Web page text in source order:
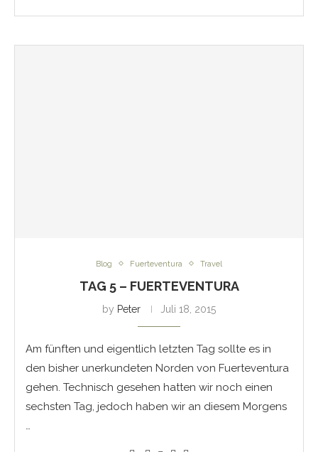
Blog Fuerteventura Travel
TAG 5 – FUERTEVENTURA
by Peter Juli 18, 2015
Am fünften und eigentlich letzten Tag sollte es in
den bisher unerkundeten Norden von Fuerteventura
gehen. Technisch gesehen hatten wir noch einen
sechsten Tag, jedoch haben wir an diesem Morgens
…